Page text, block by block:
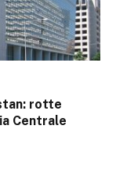
rotte
Centrale